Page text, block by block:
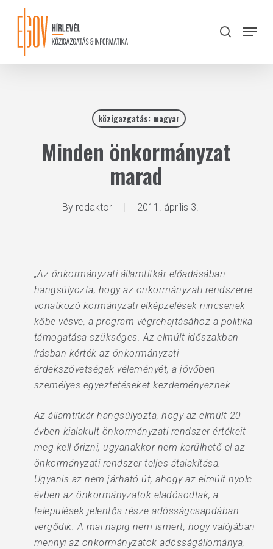
content
search
Menu
közigazgatás: magyar
Minden önkormányzat
marad
By redaktor 2011. április 3.
„Az önkormányzati államtitkár előadásában
hangsúlyozta, hogy az önkormányzati rendszerre
vonatkozó kormányzati elképzelések nincsenek
kőbe vésve, a program végrehajtásához a politika
támogatása szükséges. Az elmúlt időszakban
írásban kérték az önkormányzati
érdekszövetségek véleményét, a jövőben
személyes egyeztetéseket kezdeményeznek.
Az államtitkár hangsúlyozta, hogy az elmúlt 20
évben kialakult önkormányzati rendszer értékeit
meg kell őrizni, ugyanakkor nem kerülhető el az
önkormányzati rendszer teljes átalakítása.
Ugyanis az nem járható út, ahogy az elmúlt nyolc
évben az önkormányzatok eladósodtak, a
települések jelentős része adósságcsapdában
vergődik. A mai napig nem ismert, hogy valójában
mennyi az önkormányzatok adósságállománya,
Close